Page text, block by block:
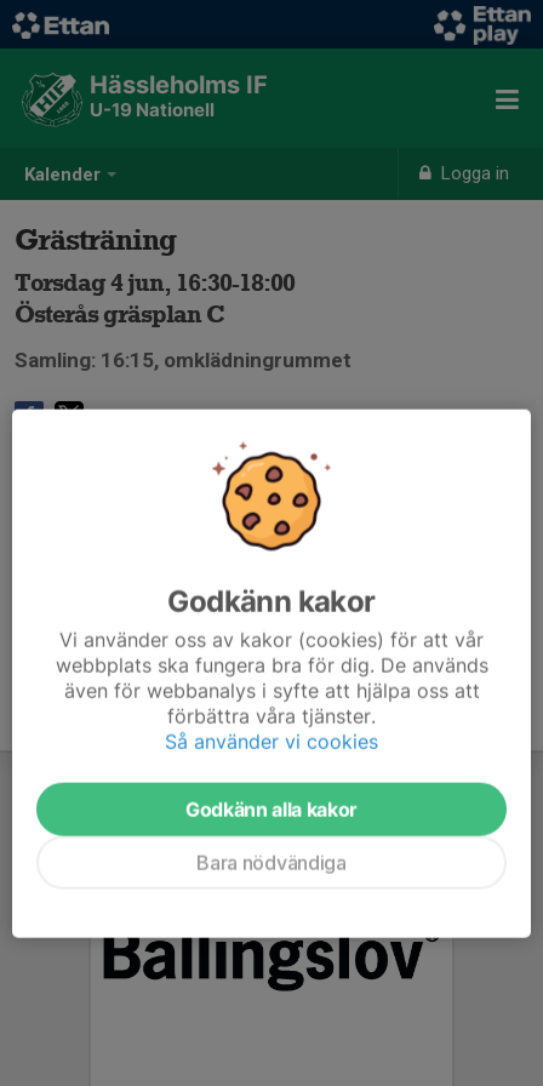
Kalender Logga in
Hässleholms IF
U-19 Nationell
Grästräning
Torsdag 4 jun, 16:30-18:00
Österås gräsplan C
Samling: 16:15, omklädningrummet
Godkänn kakor
Vi använder oss av kakor (cookies) för att vår
webbplats ska fungera bra för dig. De används
även för webbanalys i syfte att hjälpa oss att
förbättra våra tjänster.
Så använder vi cookies
Godkänn alla kakor
Bara nödvändiga